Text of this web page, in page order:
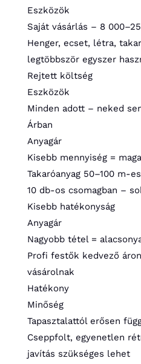
Eszközök
Saját vásárlás – 8
Henger, ecset, létra,
legtöbbször egyszer
Rejtett költség
Eszközök
Minden adott – neked
Árban
Anyagár
Kisebb mennyiség =
Takaróanyag 50–100 m-
10 db-os csomagban –
Kisebb hatékonyság
Anyagár
Nagyobb tétel =
Profi festők kedvező
vásárolnak
Hatékony
Minőség
Tapasztalattól erősen
Cseppfolt, egyenetlen
javítás szükséges lehet